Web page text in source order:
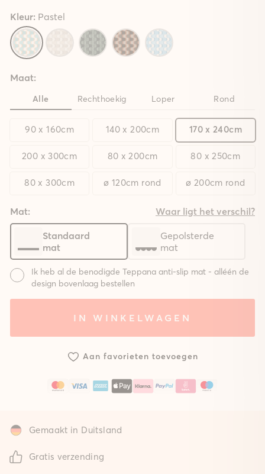
Kleur: Pastel
Maat:
Alle Rechthoekig Loper Rond
90 x 160cm 140 x 200cm 170 x 240cm
200 x 300cm 80 x 200cm 80 x 250cm
80 x 300cm ø 120cm rond ø 200cm rond
Mat: Waar ligt het verschil?
Standaard
mat
Gepolsterde
mat
Ik heb al de benodigde Teppana anti-slip mat - alléén de
design bovenlaag bestellen
gepolsterde
mat
IN WINKELWAGEN
Aan favorieten toevoegen
Gemaakt in Duitsland
Gratis verzending